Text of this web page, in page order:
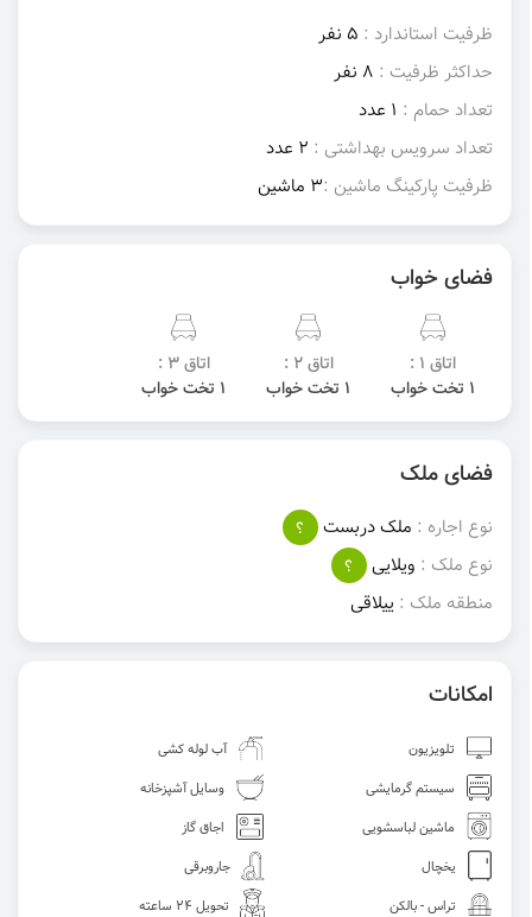
ظرفیت استاندارد : 5 نفر
حداکثر ظرفیت : 8 نفر
تعداد حمام : 1 عدد
تعداد سرویس بهداشتی : 2 عدد
ظرفیت پارکینگ ماشین :3 ماشین
فضای خواب
اتاق 1 :
1 تخت خواب
اتاق 2 :
1 تخت خواب
اتاق 3 :
1 تخت خواب
فضای ملک
نوع اجاره : ملک دربست
؟
نوع ملک : ویلایی
؟
منطقه ملک : ییلاقی
امکانات
تلویزیون
آب لوله کشی
سیستم گرمایشی
وسایل آشپزخانه
ماشین لباسشویی
اجاق گاز
یخچال
جاروبرقی
تراس - بالکن
تحویل 24 ساعته